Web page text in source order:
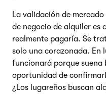
La validación de
de negocio de alquiler es
realmente pagaría. Se
solo una corazonada. En
funcionará porque
oportunidad de
¿Los lugareños buscan